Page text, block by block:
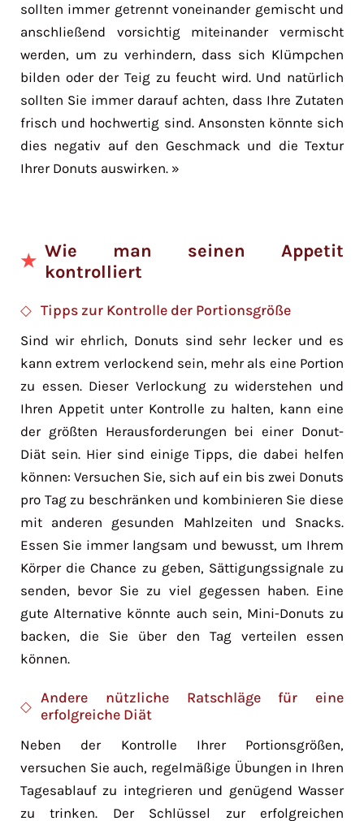
sollten immer getrennt voneinander gemischt und
anschließend vorsichtig miteinander vermischt
werden, um zu verhindern, dass sich Klümpchen
bilden oder der Teig zu feucht wird. Und natürlich
sollten Sie immer darauf achten, dass Ihre Zutaten
frisch und hochwertig sind. Ansonsten könnte sich
dies negativ auf den Geschmack und die Textur
Ihrer Donuts auswirken. »
Wie man seinen Appetit
kontrolliert
Tipps zur Kontrolle der Portionsgröße
Sind wir ehrlich, Donuts sind sehr lecker und es
kann extrem verlockend sein, mehr als eine Portion
zu essen. Dieser Verlockung zu widerstehen und
Ihren Appetit unter Kontrolle zu halten, kann eine
der größten Herausforderungen bei einer Donut-
Diät sein. Hier sind einige Tipps, die dabei helfen
können: Versuchen Sie, sich auf ein bis zwei Donuts
pro Tag zu beschränken und kombinieren Sie diese
mit anderen gesunden Mahlzeiten und Snacks.
Essen Sie immer langsam und bewusst, um Ihrem
Körper die Chance zu geben, Sättigungssignale zu
senden, bevor Sie zu viel gegessen haben. Eine
gute Alternative könnte auch sein, Mini-Donuts zu
backen, die Sie über den Tag verteilen essen
können.
Andere nützliche Ratschläge für eine
erfolgreiche Diät
Neben der Kontrolle Ihrer Portionsgrößen,
versuchen Sie auch, regelmäßige Übungen in Ihren
Tagesablauf zu integrieren und genügend Wasser
zu trinken. Der Schlüssel zur erfolgreichen